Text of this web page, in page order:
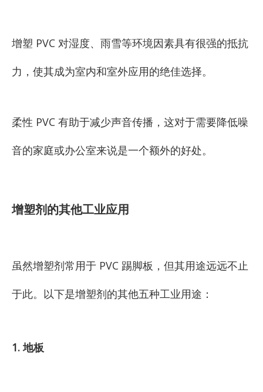
增塑 PVC 对湿度、雨雪等环境因素具有很强的抵抗
力，使其成为室内和室外应用的绝佳选择。
柔性 PVC 有助于减少声音传播，这对于需要降低噪
音的家庭或办公室来说是一个额外的好处。
增塑剂的其他工业应用
虽然增塑剂常用于 PVC 踢脚板，但其用途远远不止
于此。以下是增塑剂的其他五种工业用途：
1. 地板